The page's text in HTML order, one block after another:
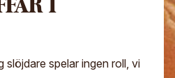
slöjdare spelar ingen roll, vi